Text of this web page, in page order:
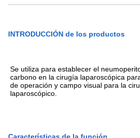
INTRODUCCIÓN de los productos
Se utiliza para establecer el
carbono en la cirugía laparoscópica
de operación y campo visual para la
laparoscópico.